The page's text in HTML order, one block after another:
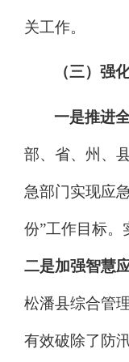
关工作。
（三）强
一是推进
部、省、州、
急部门实现应
份”工作目标。
二是加强智慧
松潘县综合管
有效破除了防